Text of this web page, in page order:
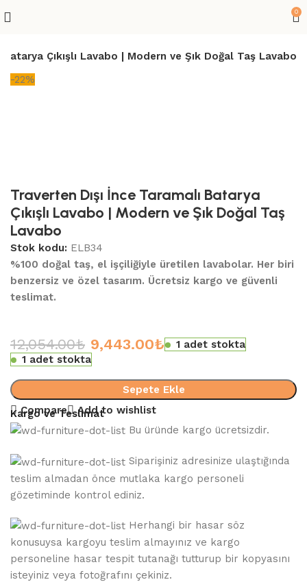
0
Çıkışlı Lavabo | Modern ve Şık Doğal Taş Lavabo
-22%
Traverten Dışı İnce Taramalı Batarya
Çıkışlı Lavabo | Modern ve Şık Doğal Taş
Lavabo
Stok kodu: ELB34
%100 doğal taş, el işçiliğiyle üretilen lavabolar. Her biri
benzersiz ve özel tasarım. Ücretsiz kargo ve güvenli
teslimat.
12,054.00₺ 9,443.00₺
1 adet stokta
1 adet stokta
Sepete Ekle
Compare
Add to wishlist
Kargo ve Teslimat
Bu üründe kargo ücretsizdir.
Siparişiniz adresinize ulaştığında
teslim almadan önce mutlaka kargo personeli
gözetiminde kontrol ediniz.
Herhangi bir hasar söz
konusuysa kargoyu teslim almayınız ve kargo
personeline hasar tespit tutanağı tutturup bir kopyasını
isteyiniz veya fotoğrafını çekiniz.